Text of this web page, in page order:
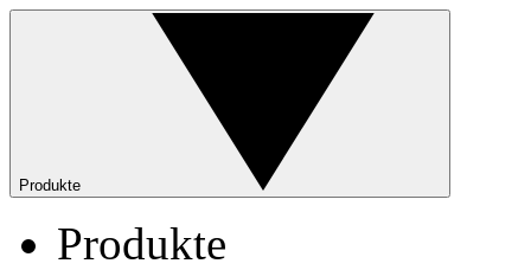
Produkte
Produkte